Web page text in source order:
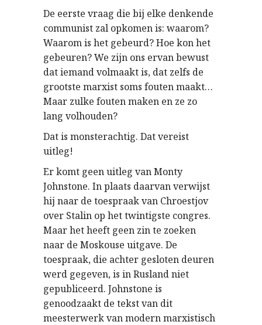
De eerste vraag die bij elke denkende
communist zal opkomen is: waarom?
Waarom is het gebeurd? Hoe kon het
gebeuren? We zijn ons ervan bewust
dat iemand volmaakt is, dat zelfs de
grootste marxist soms fouten maakt…
Maar zulke fouten maken en ze zo
lang volhouden?
Dat is monsterachtig. Dat vereist
uitleg!
Er komt geen uitleg van Monty
Johnstone. In plaats daarvan verwijst
hij naar de toespraak van Chroestjov
over Stalin op het twintigste congres.
Maar het heeft geen zin te zoeken
naar de Moskouse uitgave. De
toespraak, die achter gesloten deuren
werd gegeven, is in Rusland niet
gepubliceerd. Johnstone is
genoodzaakt de tekst van dit
meesterwerk van modern marxistisch